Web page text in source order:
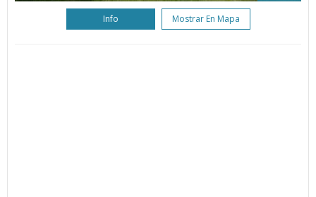
Info Mostrar En Mapa